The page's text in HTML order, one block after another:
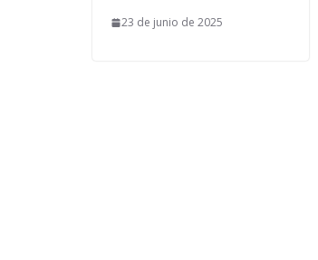
23 de junio de 2025